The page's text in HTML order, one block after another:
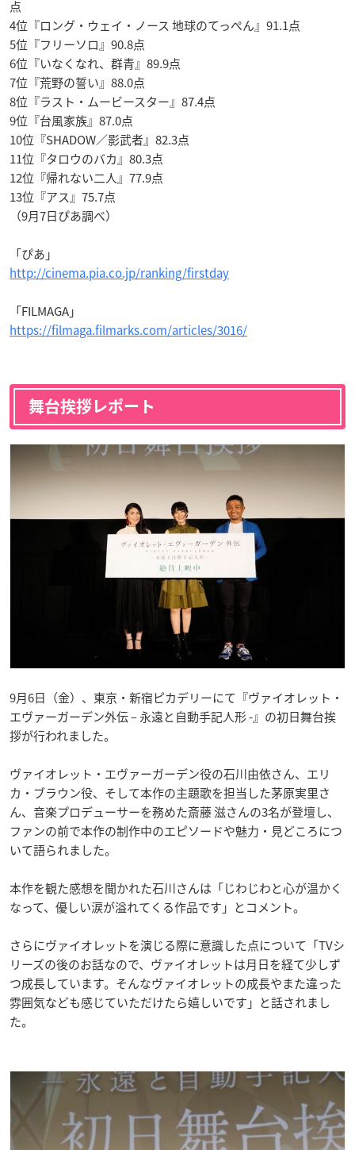
点
4位『ロング・ウェイ・ノース 地球のてっぺん』91.1点
5位『フリーソロ』90.8点
6位『いなくなれ、群青』89.9点
7位『荒野の誓い』88.0点
8位『ラスト・ムービースター』87.4点
9位『台風家族』87.0点
10位『SHADOW／影武者』82.3点
11位『タロウのバカ』80.3点
12位『帰れない二人』77.9点
13位『アス』75.7点
（9月7日ぴあ調べ）
「ぴあ」
http://cinema.pia.co.jp/ranking/firstday
「FILMAGA」
https://filmaga.filmarks.com/articles/3016/
舞台挨拶レポート
9月6日（金）、東京・新宿ピカデリーにて『ヴァイオレット・
エヴァーガーデン外伝 – 永遠と自動手記人形 -』の初日舞台挨
拶が行われました。
ヴァイオレット・エヴァーガーデン役の石川由依さん、エリ
カ・ブラウン役、そして本作の主題歌を担当した茅原実里さ
ん、音楽プロデューサーを務めた斎藤 滋さんの3名が登壇し、
ファンの前で本作の制作中のエピソードや魅力・見どころにつ
いて語られました。
本作を観た感想を聞かれた石川さんは「じわじわと心が温かく
なって、優しい涙が溢れてくる作品です」とコメント。
さらにヴァイオレットを演じる際に意識した点について「TVシ
リーズの後のお話なので、ヴァイオレットは月日を経て少しず
つ成長しています。そんなヴァイオレットの成長やまた違った
雰囲気なども感じていただけたら嬉しいです」と話されまし
た。